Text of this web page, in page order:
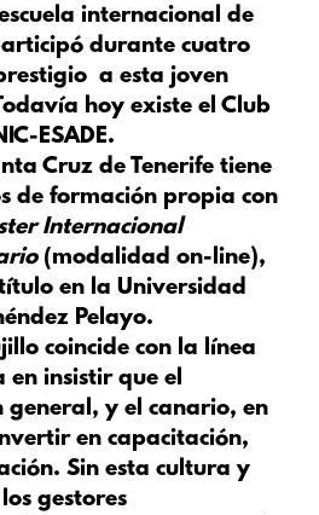
internacional de
durante cuatro
a esta joven
hoy existe el Club
ESADE.
Cruz de Tenerife tiene
de formación propia con
Internacional
(modalidad on-line),
en la Universidad
Pelayo.
coincide con la línea
en insistir que el
general, y el canario, en
en capacitación,
Sin esta cultura y
gestores